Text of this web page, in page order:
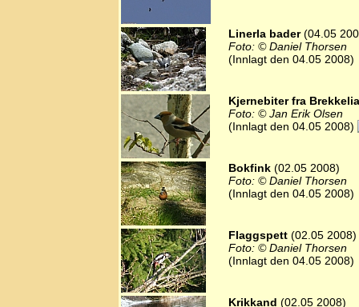
Linerla bader(04.05
Foto: © Daniel Thorsen
(Innlagt den 04.05 2008)
Kjernebiter fra
Foto: © Jan Erik Olsen
(Innlagt den 04.05 2008)
Bokfink (02.05 2008)
Foto: © Daniel Thorsen
(Innlagt den 04.05 2008)
Flaggspett (02.05 2008)
Foto: © Daniel Thorsen
(Innlagt den 04.05 2008)
Krikkand (02.05 2008)